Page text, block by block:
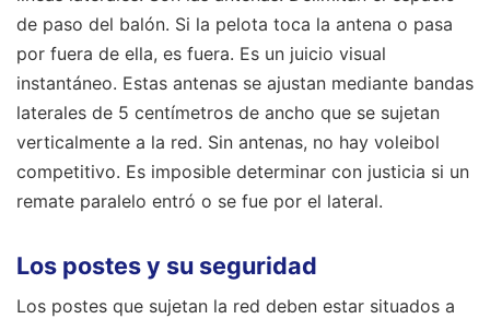
de paso del balón. Si la pelota toca la antena o pasa
por fuera de ella, es fuera. Es un juicio visual
instantáneo. Estas antenas se ajustan mediante bandas
laterales de 5 centímetros de ancho que se sujetan
verticalmente a la red. Sin antenas, no hay voleibol
competitivo. Es imposible determinar con justicia si un
remate paralelo entró o se fue por el lateral.
Los postes y su seguridad
Los postes que sujetan la red deben estar situados a